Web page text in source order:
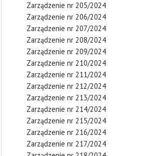
Zarządzenie nr 205/2024
Zarządzenie nr 206/2024
Zarządzenie nr 207/2024
Zarządzenie nr 208/2024
Zarządzenie nr 209/2024
Zarządzenie nr 210/2024
Zarządzenie nr 211/2024
Zarządzenie nr 212/2024
Zarządzenie nr 213/2024
Zarządzenie nr 214/2024
Zarządzenie nr 215/2024
Zarządzenie nr 216/2024
Zarządzenie nr 217/2024